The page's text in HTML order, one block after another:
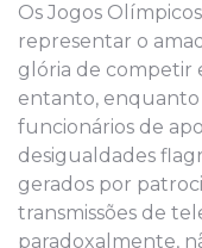
Os Jogos
representar o
glória de competir
entanto, enquanto
funcionários de
desigualdades
gerados por
transmissões de
paradoxalmente,